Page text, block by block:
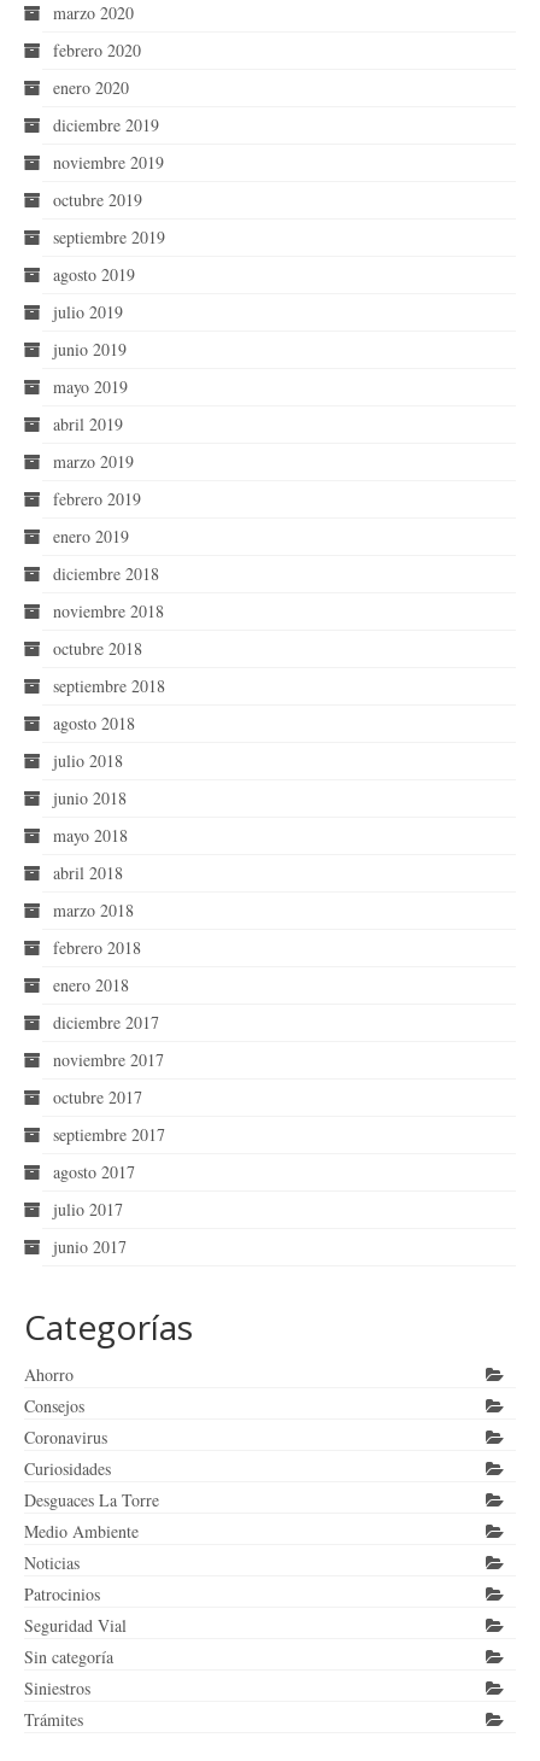
marzo 2020
febrero 2020
enero 2020
diciembre 2019
noviembre 2019
octubre 2019
septiembre 2019
agosto 2019
julio 2019
junio 2019
mayo 2019
abril 2019
marzo 2019
febrero 2019
enero 2019
diciembre 2018
noviembre 2018
octubre 2018
septiembre 2018
agosto 2018
julio 2018
junio 2018
mayo 2018
abril 2018
marzo 2018
febrero 2018
enero 2018
diciembre 2017
noviembre 2017
octubre 2017
septiembre 2017
agosto 2017
julio 2017
junio 2017
Categorías
Ahorro
Consejos
Coronavirus
Curiosidades
Desguaces La Torre
Medio Ambiente
Noticias
Patrocinios
Seguridad Vial
Sin categoría
Siniestros
Trámites